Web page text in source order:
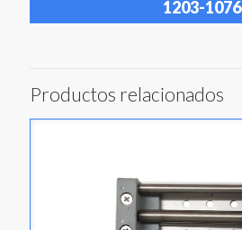
1203-1076
Productos relacionados